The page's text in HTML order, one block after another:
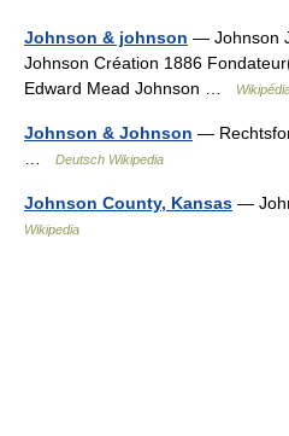
Johnson & johnson — Johnson
Johnson Création 1886
Edward Mead Johnson …
Johnson & Johnson —
Deutsch Wikipedia
Johnson County, Kansas —
Wikipedia